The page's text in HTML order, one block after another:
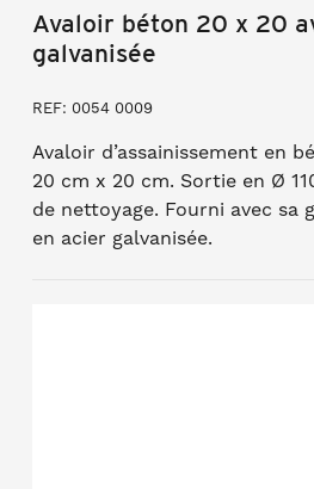
Avaloir béton 20 x 20
galvanisée
REF: 0054 0009
Avaloir d’assainissement en
20 cm x 20 cm. Sortie en Ø
de nettoyage. Fourni avec sa
en acier galvanisée.